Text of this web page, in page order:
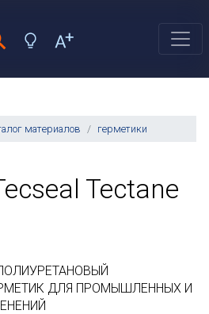
материалов герметики
Tectane
ДЛЯ ПРОМЫШЛЕННЫХ И